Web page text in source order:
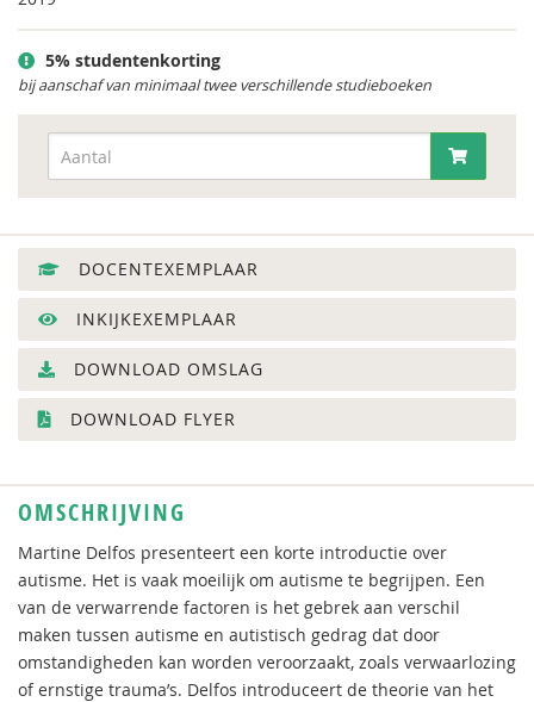
5% studentenkorting
bij aanschaf van minimaal twee verschillende studieboeken
DOCENTEXEMPLAAR
INKIJKEXEMPLAAR
DOWNLOAD OMSLAG
DOWNLOAD FLYER
OMSCHRIJVING
Martine Delfos presenteert een korte introductie over
autisme. Het is vaak moeilijk om autisme te begrijpen. Een
van de verwarrende factoren is het gebrek aan verschil
maken tussen autisme en autistisch gedrag dat door
omstandigheden kan worden veroorzaakt, zoals verwaarlozing
of ernstige trauma’s. Delfos introduceert de theorie van het